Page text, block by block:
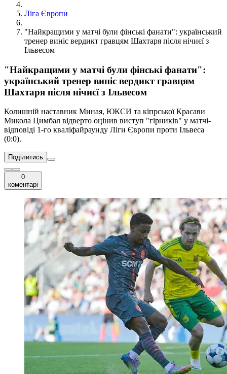
Ліга Європи
"Найкращими у матчі були фінські фанати": український
тренер виніс вердикт гравцям Шахтаря після нічиєї з
Ільвесом
"Найкращими у матчі були фінські фанати":
український тренер виніс вердикт гравцям
Шахтаря після нічиєї з Ільвесом
Колишній наставник Миная, ЮКСИ та кіпрської Красави
Микола Цимбал відверто оцінив виступ "гірників" у матчі-
відповіді 1-го кваліфайраунду Ліги Європи проти Ільвеса
(0:0).
Поділитись
0
коментарі